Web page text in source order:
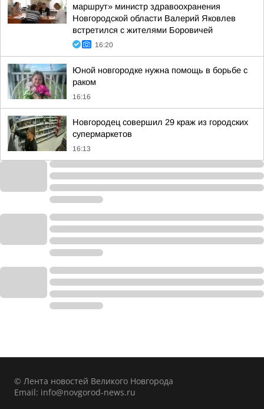
маршрут» министр здравоохранения
Новгородской области Валерий Яковлев
встретился с жителями Боровичей
16:20
Юной новгородке нужна помощь в борьбе с
раком
16:16
Новгородец совершил 29 краж из городских
супермаркетов
16:13
© Лента новостей Великого Новгорода
Email: info@novgorod-news.ru